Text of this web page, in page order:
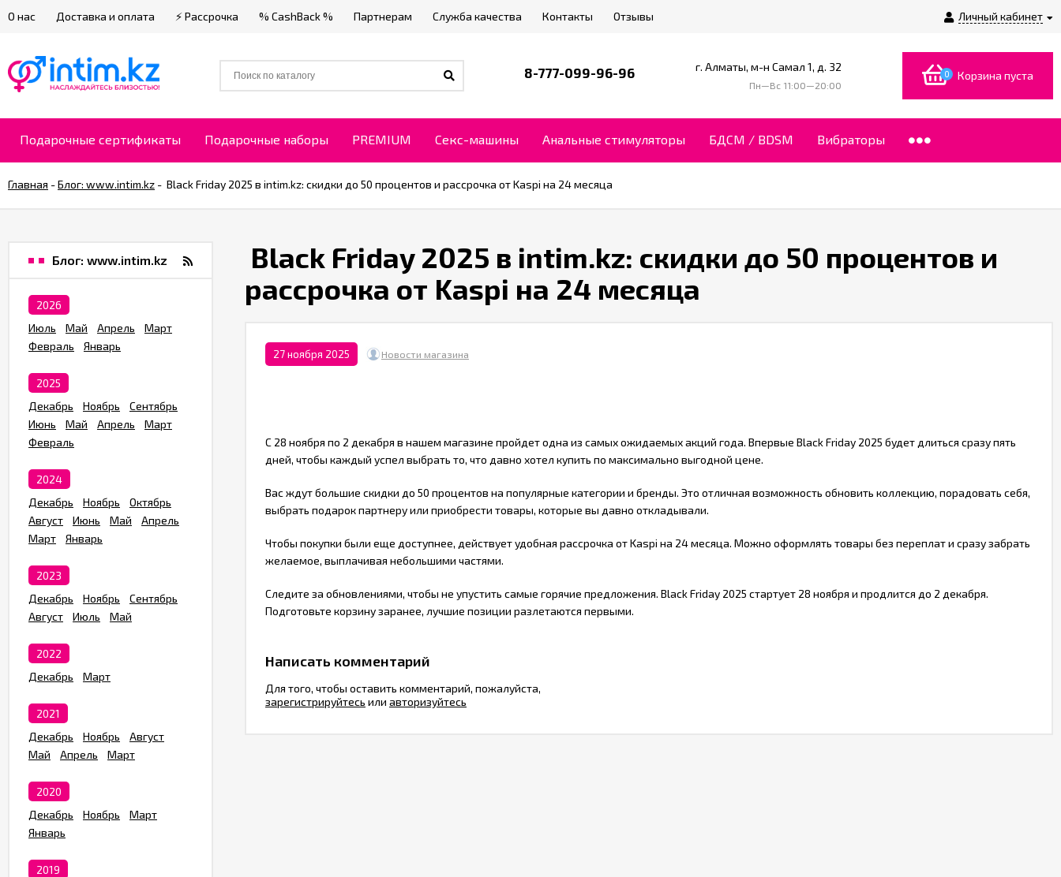
Личный кабинет
О нас Доставка и оплата ⚡ Рассрочка % CashBack % Партнерам Служба качества Контакты Отзывы
8-777-099-96-96 г. Алматы, м-н Самал 1, д. 32
Пн—Вс 11:00—20:00
0 Корзина пуста
Подарочные сертификаты Подарочные наборы PREMIUM Секс-машины Анальные стимуляторы БДСМ / BDSM Вибраторы
Главная -Блог: www.intim.kz - ​ Black Friday 2025 в intim.kz: скидки до 50 процентов и рассрочка от Kaspi на 24 месяца
​ Black Friday 2025 в intim.kz: скидки до 50 процентов и
рассрочка от Kaspi на 24 месяца
27 ноября 2025 Новости магазина
С 28 ноября по 2 декабря в нашем магазине пройдет одна из самых ожидаемых акций года. Впервые Black Friday 2025 будет длиться сразу пять
дней, чтобы каждый успел выбрать то, что давно хотел купить по максимально выгодной цене.
Вас ждут большие скидки до 50 процентов на популярные категории и бренды. Это отличная возможность обновить коллекцию, порадовать себя,
выбрать подарок партнеру или приобрести товары, которые вы давно откладывали.
Чтобы покупки были еще доступнее, действует удобная рассрочка от Kaspi на 24 месяца. Можно оформлять товары без переплат и сразу забрать
желаемое, выплачивая небольшими частями.
Следите за обновлениями, чтобы не упустить самые горячие предложения. Black Friday 2025 стартует 28 ноября и продлится до 2 декабря.
Подготовьте корзину заранее, лучшие позиции разлетаются первыми.
Написать комментарий
Для того, чтобы оставить комментарий, пожалуйста,
зарегистрируйтесь или авторизуйтесь
Блог: www.intim.kz
2026
Июль
Май Апрель
Март
Февраль
Январь
2025
Декабрь
Ноябрь
Сентябрь
Июнь
Май Апрель
Март
Февраль
2024
Декабрь
Ноябрь
Октябрь
Август
Июнь Май
Апрель
Март
Январь
2023
Декабрь
Ноябрь
Сентябрь
Август
Июль Май
2022
Декабрь
Март
2021
Декабрь
Ноябрь
Август
Май
Апрель Март
2020
Декабрь
Ноябрь
Март
Январь
2019